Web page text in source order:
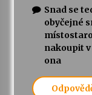
Snad se
obyčejné
nakoupit v
ona